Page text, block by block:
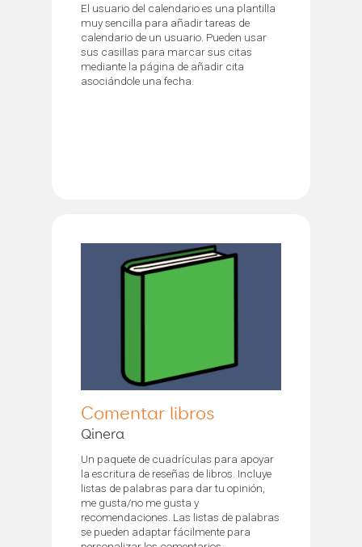
El usuario del calendario es una plantilla
muy sencilla para añadir tareas de
calendario de un usuario. Pueden usar
sus casillas para marcar sus citas
mediante la página de añadir cita
asociándole una fecha.
Comentar libros
Qinera
Un paquete de cuadrículas para apoyar
la escritura de reseñas de libros. Incluye
listas de palabras para dar tu opinión,
me gusta/no me gusta y
recomendaciones. Las listas de palabras
se pueden adaptar fácilmente para